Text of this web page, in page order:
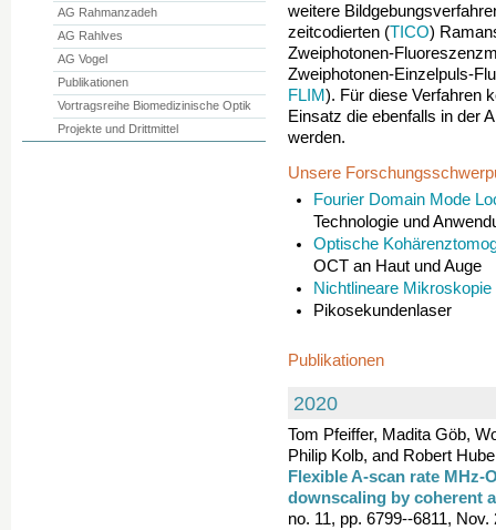
weitere
zeitcodierten (TICO)
Zweiphotonen-
Zweiphotonen-Einzelpuls-
FLIM). Für diese Verfahren
Einsatz die ebenfalls in der
werden.
Unsere
Fourier Domain Mode
Technologie und
Optische
OCT an Haut und Auge
Nichtlineare
Pikosekundenlaser
Publikationen
2020
Tom Pfeiffer, Madita Göb,
Philip Kolb, and Robert
Flexible A-scan rate MHz-
downscaling by coherent
no. 11, pp. 6799--6811,
AG Rahmanzadeh
AG Rahlves
AG Vogel
Publikationen
Vortragsreihe Biomedizinische Optik
Projekte und Drittmittel